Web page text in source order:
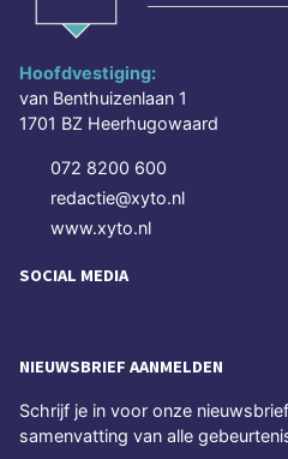
Hoofdvestiging:
van Benthuizenlaan 1
1701 BZ Heerhugowaard
072 8200 600
redactie@xyto.nl
www.xyto.nl
SOCIAL MEDIA
NIEUWSBRIEF AANMELDEN
Schrijf je in voor onze
samenvatting van alle